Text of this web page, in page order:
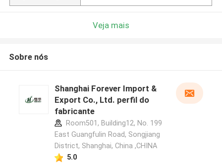
Veja mais
Sobre nós
Shanghai Forever Import &
Export Co., Ltd. perfil do
fabricante
Room501, Building12, No. 199
East Guangfulin Road, Songjiang
District, Shanghai, China ,CHINA
5.0